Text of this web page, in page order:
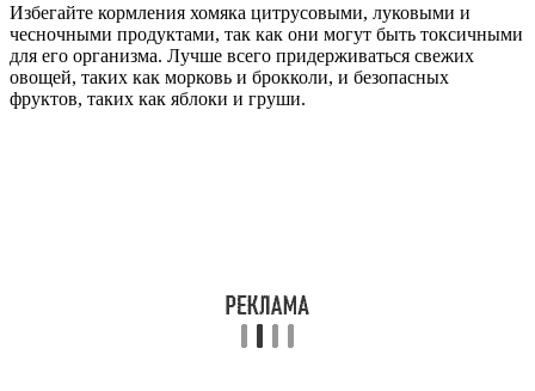
Избегайте кормления хомяка цитрусовыми, луковыми и
чесночными продуктами, так как они могут быть токсичными
для его организма. Лучше всего придерживаться свежих
овощей, таких как морковь и брокколи, и безопасных
фруктов, таких как яблоки и груши.